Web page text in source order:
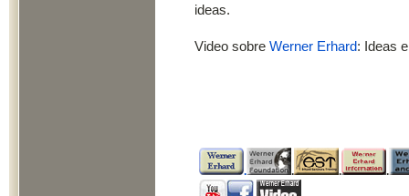
ideas.
Video sobre Werner Erhard: Ideas
. . . .